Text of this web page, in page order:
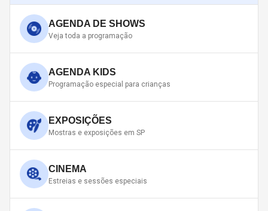
AGENDA DE SHOWS
Veja toda a programação
AGENDA KIDS
Programação especial para crianças
EXPOSIÇÕES
Mostras e exposições em SP
CINEMA
Estreias e sessões especiais